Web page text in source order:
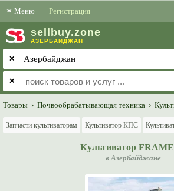
✶ Меню Регистрация
sell buy.zone
АЗЕРБАЙДЖАН
✕
✕
Товары › Почвообрабатывающая техника ›
Запчасти культиваторам Культиватор КПС
Культиватор
в Азербайджане